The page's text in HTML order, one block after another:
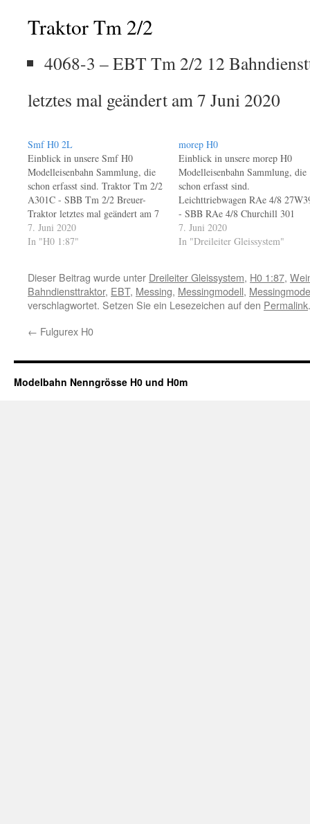
Traktor Tm 2/2
4068-3 – EBT Tm 2/2 12
letztes mal geändert am 7 Juni 2020
Smf H0 2L
Einblick in unsere Smf H0
Modelleisenbahn Sammlung, die
schon erfasst sind. Traktor Tm 2/2
A301C - SBB Tm 2/2 Breuer-
Traktor letztes mal geändert am 7
Juni 2020
7. Juni 2020
In "H0 1:87"
morep H0
Einblick in unsere morep H0
Modelleisenbahn Sammlung, die
schon erfasst sind.
Leichttriebwagen RAe 4/8
- SBB RAe 4/8 Churchill 301
Ursprunsversion 1939
Ae 3/5 38G - SBB Ae 3/5 10218
Juni 2020
7. Juni 2020
In "Dreileiter Gleissystem"
Dieser Beitrag wurde unter Dreileiter Gleissystem, H0 1:87,
Bahndiensttraktor, EBT, Messing, Messingmodell,
verschlagwortet. Setzen Sie ein Lesezeichen auf den Permalink.
← Fulgurex H0
Modelbahn Nenngrösse H0 und H0m